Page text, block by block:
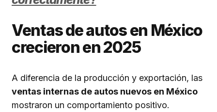
Ventas de autos en México
crecieron en 2025
A diferencia de la producción y exportación, las
ventas internas de autos nuevos en México
mostraron un comportamiento positivo.